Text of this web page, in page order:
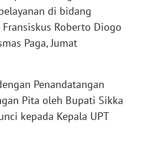
di bidang
Roberto Diogo
Paga, Jumat
Penandatangan
Pita oleh Bupati Sikka
kepada Kepala UPT